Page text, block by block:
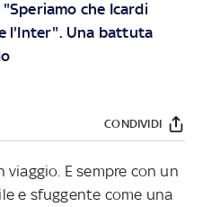
che Icardi
l'Inter". Una battuta
CONDIVIDI
viaggio. E sempre con un
e sfuggente come una